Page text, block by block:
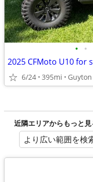
• •
2025 CFMoto U10 for
6/24 395mi Guyton
近隣エリアからもっと見
より広い範囲を検